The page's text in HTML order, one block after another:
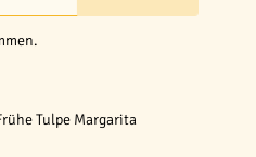
Tulpe Margarita